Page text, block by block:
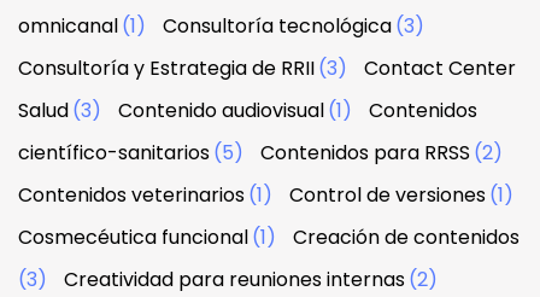
omnicanal(1) Consultoría tecnológica(3)
Consultoría y Estrategia de RRII(3)
Contact Center
Salud(3) Contenido audiovisual(1)
Contenidos
científico-sanitarios(5) Contenidos para RRSS (2)
Contenidos veterinarios(1) Control de versiones(1)
Cosmecéutica funcional(1)
Creación de contenidos
(3)
Creatividad para reuniones internas(2)